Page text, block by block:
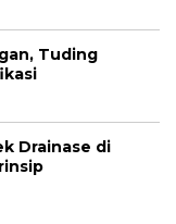
Tuding
Drainase di